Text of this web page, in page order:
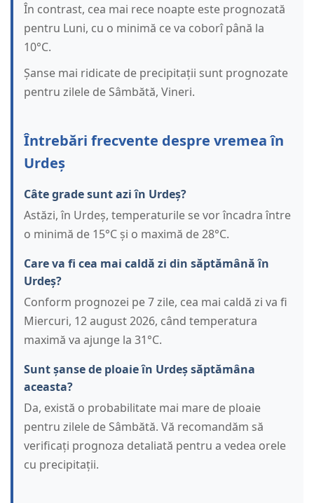
În contrast, cea mai rece noapte este prognozată
pentru Luni, cu o minimă ce va coborî până la
10°C.
Șanse mai ridicate de precipitații sunt prognozate
pentru zilele de Sâmbătă, Vineri.
Întrebări frecvente despre vremea în
Urdeș
Câte grade sunt azi în Urdeș?
Astăzi, în Urdeș, temperaturile se vor încadra între
o minimă de 15°C și o maximă de 28°C.
Care va fi cea mai caldă zi din săptămână în
Urdeș?
Conform prognozei pe 7 zile, cea mai caldă zi va fi
Miercuri, 12 august 2026, când temperatura
maximă va ajunge la 31°C.
Sunt șanse de ploaie în Urdeș săptămâna
aceasta?
Da, există o probabilitate mai mare de ploaie
pentru zilele de Sâmbătă. Vă recomandăm să
verificați prognoza detaliată pentru a vedea orele
cu precipitații.